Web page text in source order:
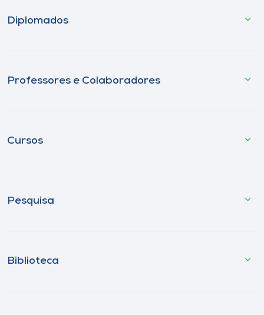
Diplomados
Professores e Colaboradores
Cursos
Pesquisa
Biblioteca